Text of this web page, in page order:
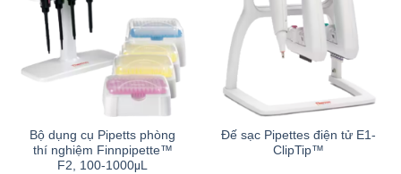
Bộ dụng cụ Pipetts phòng
thí nghiệm Finnpipette™
F2, 100-1000μL
Đế sạc Pipettes điện tử E1-
ClipTip™